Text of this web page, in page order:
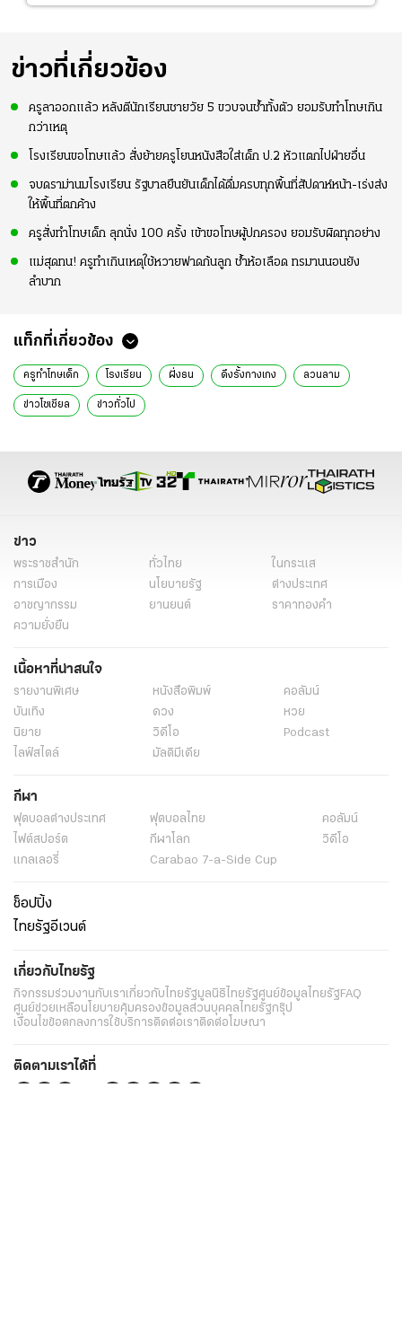
ข่าวที่เกี่ยวข้อง
ครูลาออกแล้ว หลังตีนักเรียนชายวัย 5 ขวบจนช้ำทั้งตัว ยอมรับทำโทษเกิน
กว่าเหตุ
โรงเรียนขอโทษแล้ว สั่งย้ายครูโยนหนังสือใส่เด็ก ป.2 หัวแตกไปฝ่ายอื่น
จบดราม่านมโรงเรียน รัฐบาลยืนยันเด็กได้ดื่มครบทุกพื้นที่สัปดาห์หน้า-เร่งส่ง
ให้พื้นที่ตกค้าง
ครูสั่งทำโทษเด็ก ลุกนั่ง 100 ครั้ง เข้าขอโทษผู้ปกครอง ยอมรับผิดทุกอย่าง
แม่สุดทน! ครูทำเกินเหตุใช้หวายฟาดก้นลูก ช้ำห้อเลือด ทรมานนอนยัง
ลำบาก
แท็กที่เกี่ยวข้อง
ครูทำโทษเด็ก โรงเรียน ฝั่งธน ดึงรั้งกางเกง ลวนลาม
ข่าวโซเชียล ข่าวทั่วไป
ข่าว
พระราชสำนัก ทั่วไทย
ในกระแส
การเมือง
นโยบายรัฐ
ต่างประเทศ
อาชญากรรม
ยานยนต์
ราคาทองคำ
ความยั่งยืน
เนื้อหาที่น่าสนใจ
รายงานพิเศษ หนังสือพิมพ์
คอลัมน์
บันเทิง
ดวง
หวย
นิยาย
วิดีโอ
Podcast
ไลฟ์สไตล์
มัลติมีเดีย
กีฬา
ฟุตบอลต่่างประเทศ ฟุตบอลไทย
คอลัมน์
ไฟต์สปอร์ต
กีฬาโลก
วิดีโอ
แกลเลอรี่
Carabao 7-a-Side Cup
ช็อปปิ้ง
ไทยรัฐอีเวนต์
เกี่ยวกับไทยรัฐ
กิจกรรมร่วมงานกับเราเกี่ยวกับไทยรัฐมูลนิธิไทยรัฐศูนย์ข้อมูลไทยรัฐFAQ
ศูนย์ช่วยเหลือนโยบายคุ้มครองข้อมูลส่วนบุคคลไทยรัฐกรุ๊ป
เงื่อนไขข้อตกลงการใช้บริการติดต่อเราติดต่อโฆษณา
ติดตามเราได้ที่